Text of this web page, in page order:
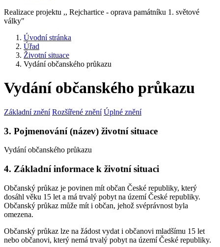
Realizace projektu ,, Rejchartice - oprava památníku 1. světové
války"
Úvodní stránka
Úřad
Životní situace
Vydání občanského průkazu
Vydání občanského průkazu
Základní znění Rozšířené znění Úplné znění
3. Pojmenování (název) životní situace
Vydání občanského průkazu
4. Základní informace k životní situaci
Občanský průkaz je povinen mít občan České republiky, který
dosáhl věku 15 let a má trvalý pobyt na území České republiky.
Občanský průkaz může mít i občan, jehož svéprávnost byla
omezena.
Občanský průkaz lze na žádost vydat i občanovi mladšímu 15 let
nebo občanovi, který nemá trvalý pobyt na území České republiky.